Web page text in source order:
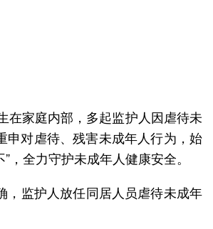
在家庭内部，多起监护人因虐待未
申对虐待、残害未成年人行为，始
全力守护未成年人健康安全。
，监护人放任同居人员虐待未成年